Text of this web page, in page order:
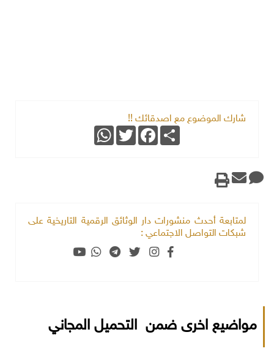
شارك الموضوع مع اصدقائك !!
Share
Facebook
Twitter
WhatsApp
لمتابعة أحدث منشورات دار الوثائق الرقمية التاريخية على
شبكات التواصل الاجتماعي :
مواضيع اخرى ضمن التحميل المجاني